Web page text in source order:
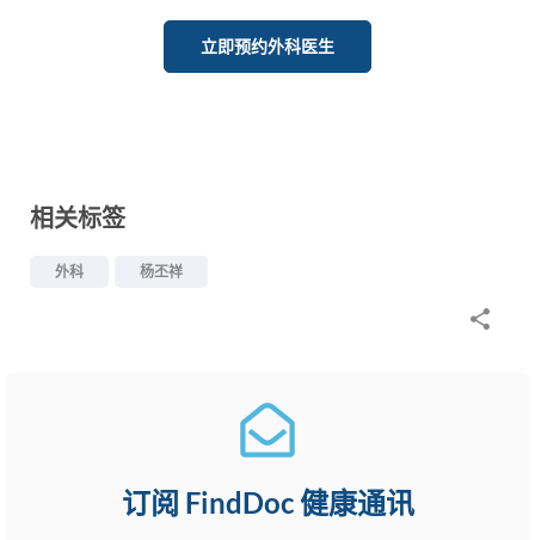
立即预约外科医生
相关标签
外科 杨丕祥
订阅 FindDoc 健康通讯